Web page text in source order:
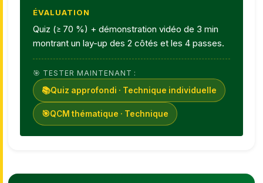
ÉVALUATION
Quiz (≥ 70 %) + démonstration vidéo de 3 min
montrant un lay-up des 2 côtés et les 4 passes.
🎯 TESTER MAINTENANT :
📚Quiz approfondi · Technique individuelle
🎯QCM thématique · Technique